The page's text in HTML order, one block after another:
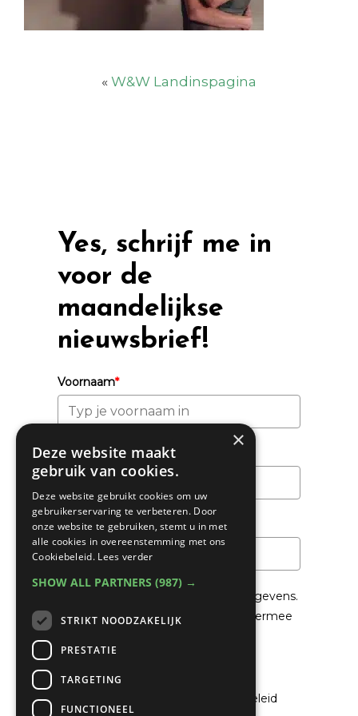
« W&W Landinspagina
Yes, schrijf me in
voor de
maandelijkse
nieuwsbrief!
Voornaam*
Achternaam
Email*
We gaan voorzichtig om met je gegevens.
Lees in hetPrivacybeleid
hoe we hiermee
Ik ga akkoord met het privacybeleid
×
Deze website maakt
gebruik van cookies.
Deze website gebruikt cookies om uw
gebruikerservaring te verbeteren. Door
onze website te gebruiken, stemt u in met
alle cookies in overeenstemming met ons
Cookiebeleid. Lees verder
SHOW ALL PARTNERS (987) →
STRIKT NOODZAKELIJK
PRESTATIE
TARGETING
FUNCTIONEEL